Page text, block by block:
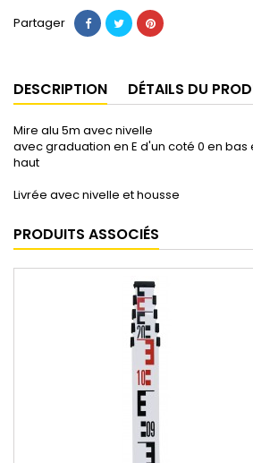
Partager
DESCRIPTION DÉTAILS DU
Mire alu 5m avec nivelle
avec graduation en E d'un coté 0 en bas
haut
Livrée avec nivelle et housse
PRODUITS ASSOCIÉS